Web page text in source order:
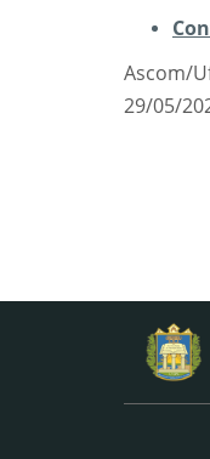
Ascom/
29/05/